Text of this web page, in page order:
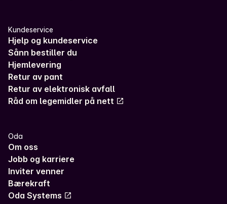
Kundeservice
Hjelp og kundeservice
Sånn bestiller du
Hjemlevering
Retur av pant
Retur av elektronisk avfall
Råd om legemidler på nett
Oda
Om oss
Jobb og karriere
Inviter venner
Bærekraft
Oda Systems